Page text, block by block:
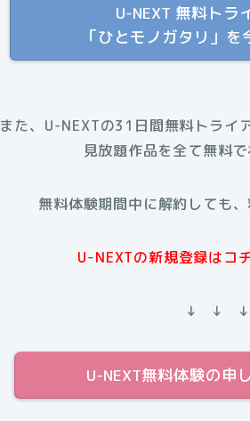
U-NEXT 無料トラ
「ひとモノガタリ」
また、U-NEXTの31日間無料トラ
見放題作品を全て無料で
無料体験期間中に解約しても
U-NEXTの新規登録はコ
↓ ↓ ↓
U-NEXT無料体験の申